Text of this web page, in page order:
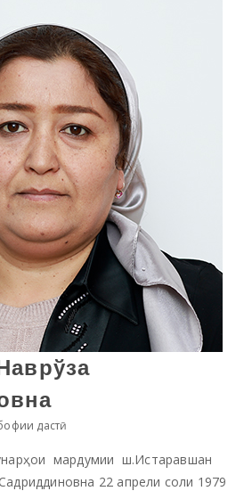
дастӣ
мардумии ш.Истаравшан
22 апрели соли 1979